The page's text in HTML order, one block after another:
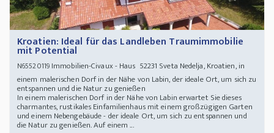
Kroatien: Ideal für das Landleben Traumimmobilie
mit Potential
N65520119Immobilien-Civaux - Haus 52231 Sveta Nedelja, Kroatien, in
einem malerischen Dorf in der Nähe von Labin, der ideale Ort, um sich zu
entspannen und die Natur zu genießen
In einem malerischen Dorf in der Nähe von Labin erwartet Sie dieses
charmantes, rustikales Einfamilienhaus mit einem großzügigen Garten
und einem Nebengebäude - der ideale Ort, um sich zu entspannen und
die Natur zu genießen. Auf einem ...